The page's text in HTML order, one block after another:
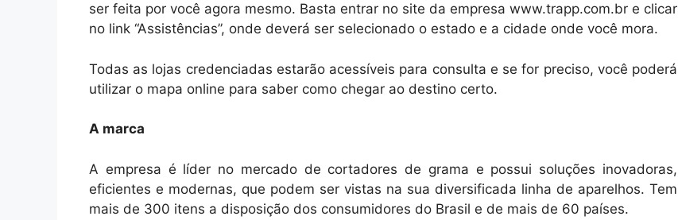
ser feita por você agora mesmo. Basta entrar no site da empresa www.trapp.com.br e clicar
no link “Assistências”, onde deverá ser selecionado o estado e a cidade onde você mora.
Todas as lojas credenciadas estarão acessíveis para consulta e se for preciso, você poderá
utilizar o mapa online para saber como chegar ao destino certo.
A marca
A empresa é líder no mercado de cortadores de grama e possui soluções inovadoras,
eficientes e modernas, que podem ser vistas na sua diversificada linha de aparelhos. Tem
mais de 300 itens a disposição dos consumidores do Brasil e de mais de 60 países.